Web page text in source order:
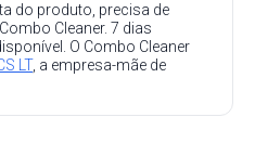
do produto, precisa de
Cleaner. 7 dias
O Combo Cleaner
LT, a empresa-mãe de